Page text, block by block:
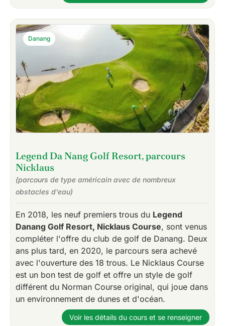
Legend Da Nang Golf Resort, parcours
Nicklaus
(parcours de type américain avec de nombreux
obstacles d'eau)
En 2018, les neuf premiers trous du Legend
Danang Golf Resort, Nicklaus Course, sont venus
compléter l'offre du club de golf de Danang. Deux
ans plus tard, en 2020, le parcours sera achevé
avec l'ouverture des 18 trous. Le Nicklaus Course
est un bon test de golf et offre un style de golf
différent du Norman Course original, qui joue dans
un environnement de dunes et d'océan.
Danang
Voir les détails du cours et se renseigner